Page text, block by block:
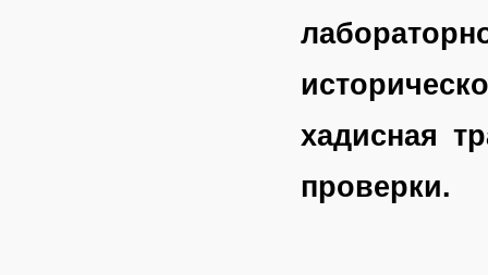
хадисная
проверки.